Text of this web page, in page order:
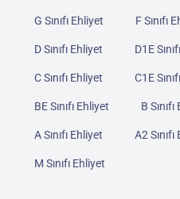
G Sınıfı Ehliyet F Sınıfı
D Sınıfı Ehliyet D1E
C Sınıfı Ehliyet C1E
BE Sınıfı Ehliyet B
A Sınıfı Ehliyet A2
M Sınıfı Ehliyet